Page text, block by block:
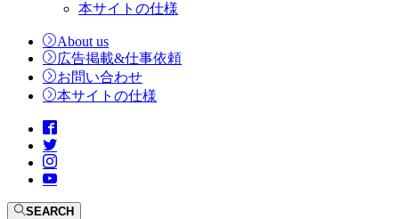
本サイトの仕様
About us
広告掲載&仕事依頼
お問い合わせ
本サイトの仕様
SEARCH